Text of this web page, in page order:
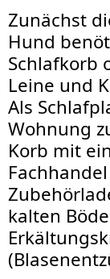
Zunächst
Hund
Schlafkorb
Leine und
Als
Wohnung
Korb mit
kalten